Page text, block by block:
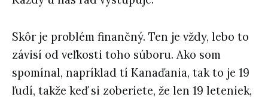
Skôr je problém finančný. Ten je vždy, lebo to
závisí od veľkosti toho súboru. Ako som
spomínal, napríklad tí Kanaďania, tak to je 19
ľudí, takže keď si zoberiete, že len 19 leteniek,